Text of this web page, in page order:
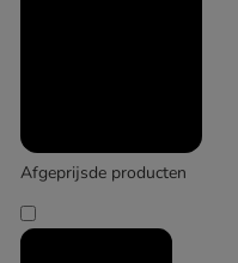
Afgeprijsde producten